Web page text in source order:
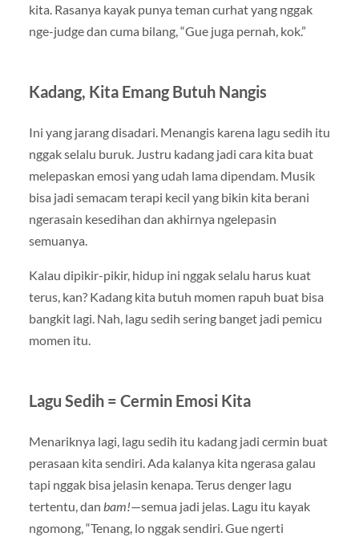
kita. Rasanya kayak punya teman curhat yang nggak
nge-judge dan cuma bilang, “Gue juga pernah, kok.”
Kadang, Kita Emang Butuh Nangis
Ini yang jarang disadari. Menangis karena lagu sedih itu
nggak selalu buruk. Justru kadang jadi cara kita buat
melepaskan emosi yang udah lama dipendam. Musik
bisa jadi semacam terapi kecil yang bikin kita berani
ngerasain kesedihan dan akhirnya ngelepasin
semuanya.
Kalau dipikir-pikir, hidup ini nggak selalu harus kuat
terus, kan? Kadang kita butuh momen rapuh buat bisa
bangkit lagi. Nah, lagu sedih sering banget jadi pemicu
momen itu.
Lagu Sedih = Cermin Emosi Kita
Menariknya lagi, lagu sedih itu kadang jadi cermin buat
perasaan kita sendiri. Ada kalanya kita ngerasa galau
tapi nggak bisa jelasin kenapa. Terus denger lagu
tertentu, dan bam!—semua jadi jelas. Lagu itu kayak
ngomong, “Tenang, lo nggak sendiri. Gue ngerti